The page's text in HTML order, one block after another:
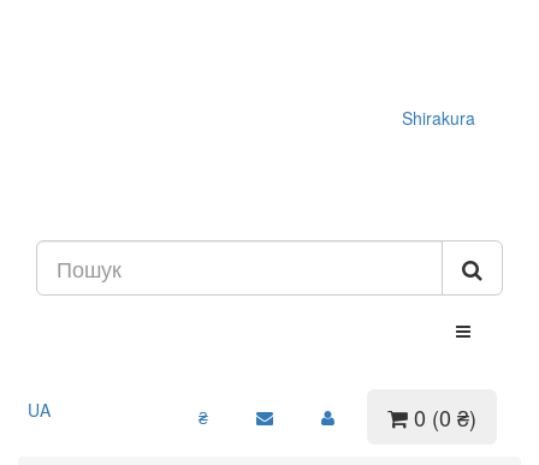
Shirakura
UA ₴ 0 (0 ₴)